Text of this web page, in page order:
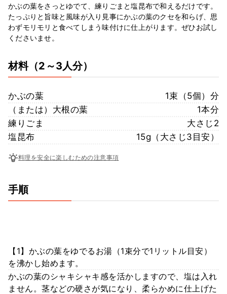
かぶの葉をさっとゆでて、練りごまと塩昆布で和えるだけです。
たっぷりと旨味と風味が入り見事にかぶの葉のクセを和らげ、思
わずモリモリと食べてしまう味付けに仕上がります。ぜひお試し
くださいませ。
材料（2～3人分）
かぶの葉
1束（5個）分
（または）大根の葉
1本分
練りごま
大さじ2
塩昆布
15g（大さじ3目安）
料理を安全に楽しむための注意事項
手順
【1】かぶの葉をゆでるお湯（1束分で1リットル目安）
を沸かし始めます。
かぶの葉のシャキシャキ感を活かしますので、塩は入れ
ません。茎などの硬さが気になり、柔らかめに仕上げた